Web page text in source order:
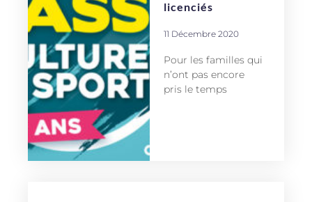
licenciés
11 Décembre 2020
Pour les familles qui
n’ont pas encore
pris le temps